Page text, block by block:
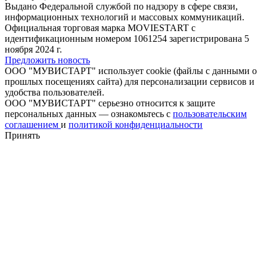
Выдано Федеральной службой по надзору в сфере связи,
информационных технологий и массовых коммуникаций.
Официальная торговая марка MOVIESTART с
идентификационным номером 1061254 зарегистрирована 5
ноября 2024 г.
Предложить новость
ООО "МУВИСТАРТ" использует cookie (файлы с данными о
прошлых посещениях сайта) для персонализации сервисов и
удобства пользователей.
ООО "МУВИСТАРТ" серьезно относится к защите
персональных данных — ознакомьтесь с пользовательским
соглашением и политикой конфиденциальности
Принять